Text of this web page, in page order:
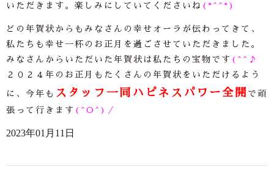
いただきます。楽しみにしていてくださいね (*^^*)
どの年賀状からもみなさんの幸せオーラが伝わってきて、
私たちも幸せ一杯のお正月を過ごさせていただきました。
みなさんからいただいた年賀状は私たちの宝物です (^^♪
２０２４年のお正月もたくさんの年賀状をいただけるよう
に、今年も スタッフ一同ハピネスパワー全開 で頑
張って行きます (^O^)／
2023年01月11日